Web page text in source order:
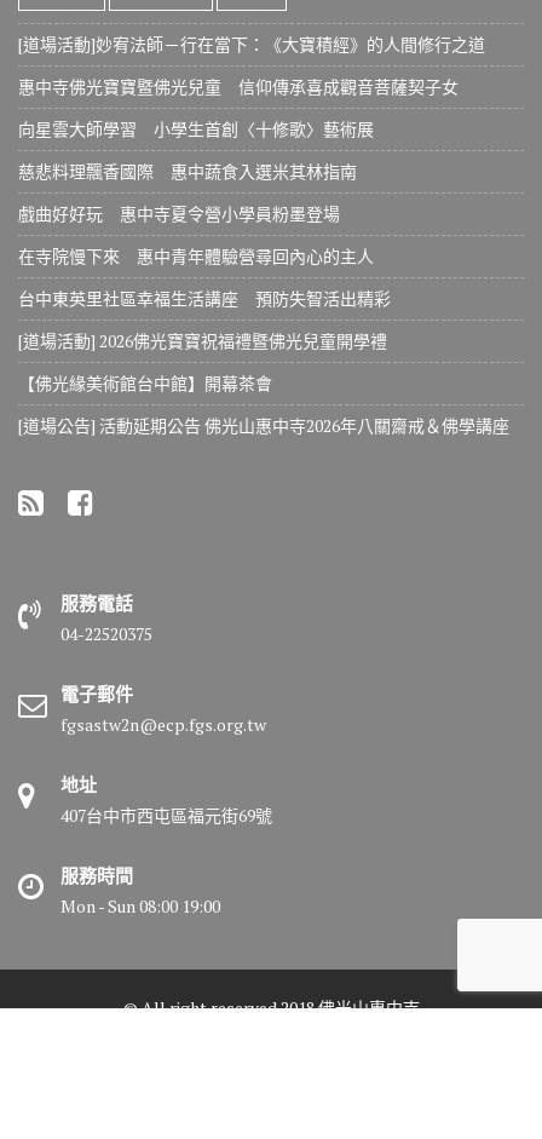
[道場活動]妙宥法師－行在當下：《大寶積經》的人間修行之道
惠中寺佛光寶寶暨佛光兒童 信仰傳承喜成觀音菩薩契子女
向星雲大師學習 小學生首創〈十修歌〉藝術展
慈悲料理飄香國際 惠中蔬食入選米其林指南
戲曲好好玩 惠中寺夏令營小學員粉墨登場
在寺院慢下來 惠中青年體驗營尋回內心的主人
台中東英里社區幸福生活講座 預防失智活出精彩
[道場活動] 2026佛光寶寶祝福禮暨佛光兒童開學禮
【佛光緣美術館台中館】開幕茶會
[道場公告] 活動延期公告 佛光山惠中寺2026年八關齋戒＆佛學講座
服務電話
04-22520375
電子郵件
fgsastw2n@ecp.fgs.org.tw
地址
407台中市西屯區福元街69號
服務時間
Mon - Sun 08:00 19:00
© All right reserved 2018 佛光山惠中寺